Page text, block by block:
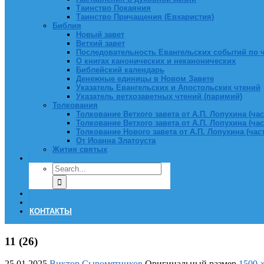
Таинство Покаяния
Таинство Причащения (Евхаристия)
Библия
Новый завет
Ветхий завет
Последовательность Евангельских событий по
О книгах канонических и неканонических
Библейский календарь
Денежные единицы в Новом Завете
Указатель Евангельских и Апостольских чтений
Указатель ветхозаветных чтений (паримий)
Толкования
Толкование Ветхого завета от А.П. Лопухина
Толкование Ветхого завета от А.П. Лопухина
Толкование Нового завета от А.П. Лопухина
От Иоанна Златоуста
Жития святых
КОНТАКТЫ
11 (26)